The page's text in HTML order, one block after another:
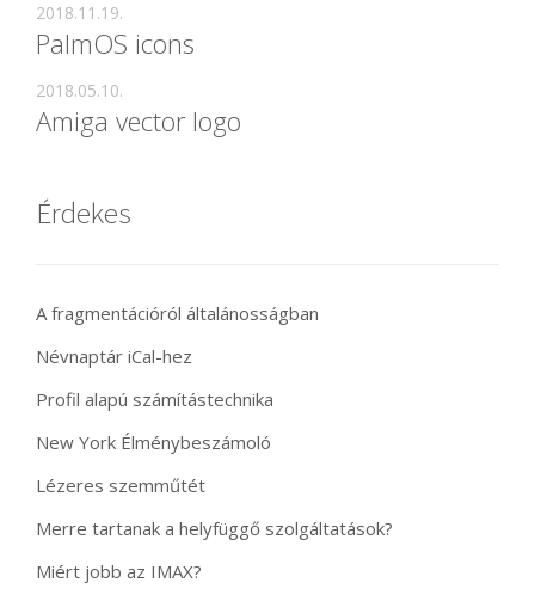
PalmOS icons
2018.11.19.
Amiga vector logo
2018.05.10.
Érdekes
A fragmentációról általánosságban
Névnaptár iCal-hez
Profil alapú számítástechnika
New York Élménybeszámoló
Lézeres szemműtét
Merre tartanak a helyfüggő szolgáltatások?
Miért jobb az IMAX?